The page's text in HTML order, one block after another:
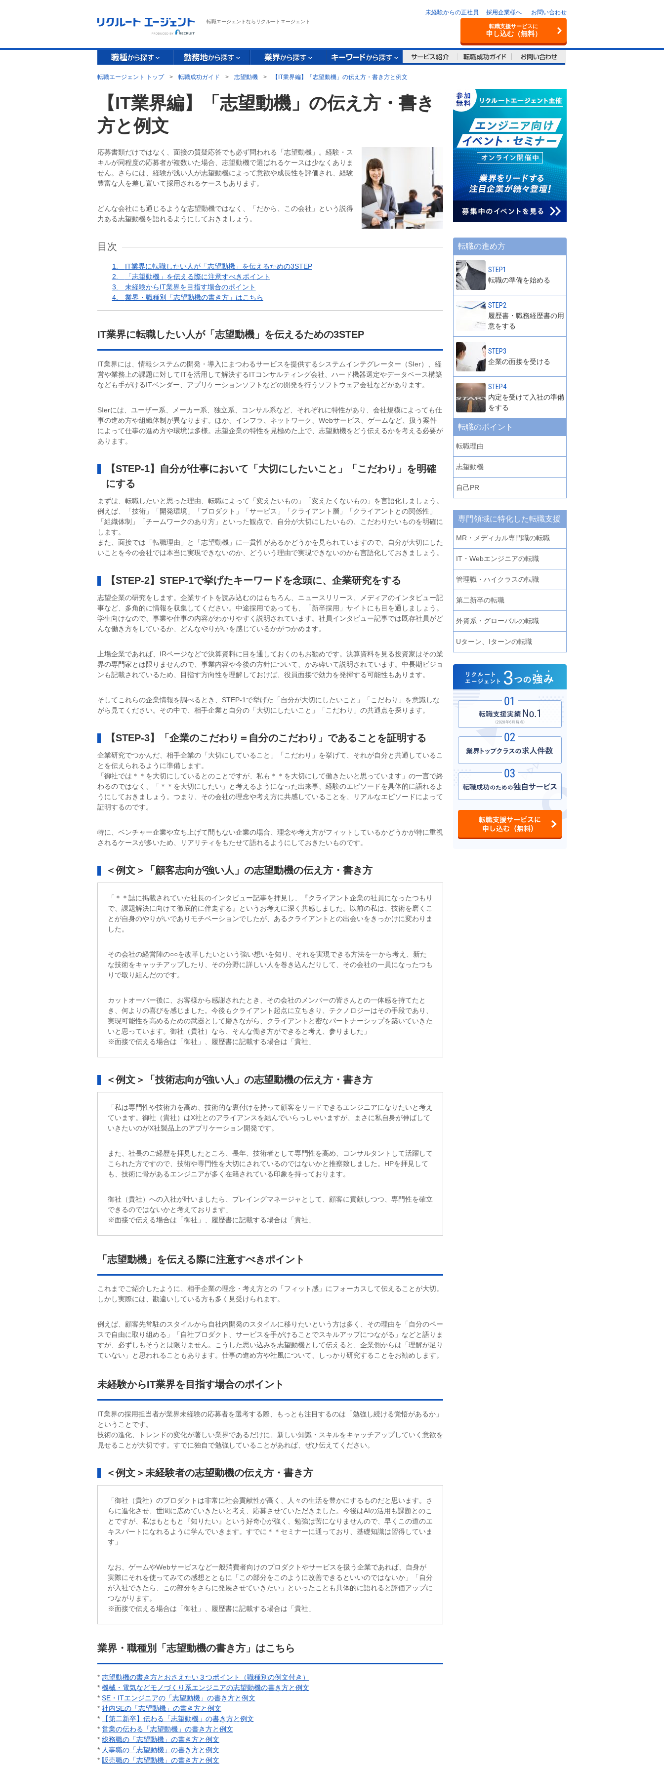
転職エージェントならリクルートエージェント
未経験からの正社員 採用企業様へ お問い合わせ
転職支援サービスに
申し込む（無料）
転職エージェント トップ > 転職成功ガイド > 志望動機 > 【IT業界編】「志望動機」の伝え方・書き方と例文
【IT業界編】「志望動機」の伝え方・書き
方と例文
応募書類だけではなく、面接の質疑応答でも必ず問われる「志望動機」。経験・ス
キルが同程度の応募者が複数いた場合、志望動機で選ばれるケースは少なくありま
せん。さらには、経験が浅い人が志望動機によって意欲や成長性を評価され、経験
豊富な人を差し置いて採用されるケースもあります。
どんな会社にも通じるような志望動機ではなく、「だから、この会社」という説得
力ある志望動機を語れるようにしておきましょう。
目次
1. IT業界に転職したい人が「志望動機」を伝えるための3STEP
2.
「志望動機」を伝える際に注意すべきポイント
3. 未経験からIT業界を目指す場合のポイント
4. 業界・職種別「志望動機の書き方」はこちら
IT業界に転職したい人が「志望動機」を伝えるための3STEP
IT業界には、情報システムの開発・導入にまつわるサービスを提供するシステムインテグレーター（SIer）、経
営や業務上の課題に対してITを活用して解決するITコンサルティング会社、ハード機器選定やデータベース構築
なども手がけるITベンダー、アプリケーションソフトなどの開発を行うソフトウェア会社などがあります。
SIerには、ユーザー系、メーカー系、独立系、コンサル系など、それぞれに特性があり、会社規模によっても仕
事の進め方や組織体制が異なります。ほか、インフラ、ネットワーク、Webサービス、ゲームなど、扱う案件
によって仕事の進め方や環境は多様。志望企業の特性を見極めた上で、志望動機をどう伝えるかを考える必要が
あります。
【STEP-1】自分が仕事において「大切にしたいこと」「こだわり」を明確
にする
まずは、転職したいと思った理由、転職によって「変えたいもの」「変えたくないもの」を言語化しましょう。
例えば、「技術」「開発環境」「プロダクト」「サービス」「クライアント層」「クライアントとの関係性」
「組織体制」「チームワークのあり方」といった観点で、自分が大切にしたいもの、こだわりたいものを明確に
します。
また、面接では「転職理由」と「志望動機」に一貫性があるかどうかを見られていますので、自分が大切にした
いことを今の会社では本当に実現できないのか、どういう理由で実現できないのかも言語化しておきましょう。
【STEP-2】STEP-1で挙げたキーワードを念頭に、企業研究をする
志望企業の研究をします。企業サイトを読み込むのはもちろん、ニュースリリース、メディアのインタビュー記
事など、多角的に情報を収集してください。中途採用であっても、「新卒採用」サイトにも目を通しましょう。
学生向けなので、事業や仕事の内容がわかりやすく説明されています。社員インタビュー記事では既存社員がど
んな働き方をしているか、どんなやりがいを感じているかがつかめます。
上場企業であれば、IRページなどで決算資料に目を通しておくのもお勧めです。決算資料を見る投資家はその業
界の専門家とは限りませんので、事業内容や今後の方針について、かみ砕いて説明されています。中長期ビジョ
ンも記載されているため、目指す方向性を理解しておけば、役員面接で効力を発揮する可能性もあります。
そしてこれらの企業情報を調べるとき、STEP-1で挙げた「自分が大切にしたいこと」「こだわり」を意識しな
がら見てください。その中で、相手企業と自分の「大切にしたいこと」「こだわり」の共通点を探ります。
【STEP-3】「企業のこだわり＝自分のこだわり」であることを証明する
企業研究でつかんだ、相手企業の「大切にしていること」「こだわり」を挙げて、それが自分と共通しているこ
とを伝えられるように準備します。
「御社では＊＊を大切にしているとのことですが、私も＊＊を大切にして働きたいと思っています」の一言で終
わるのではなく、「＊＊を大切にしたい」と考えるようになった出来事、経験のエピソードを具体的に語れるよ
うにしておきましょう。つまり、その会社の理念や考え方に共感していることを、リアルなエピソードによって
証明するのです。
特に、ベンチャー企業や立ち上げて間もない企業の場合、理念や考え方がフィットしているかどうかが特に重視
されるケースが多いため、リアリティをもたせて語れるようにしておきたいものです。
＜例文＞「顧客志向が強い人」の志望動機の伝え方・書き方
「＊＊誌に掲載されていた社長のインタビュー記事を拝見し、『クライアント企業の社員になったつもり
で、課題解決に向けて徹底的に伴走する』というお考えに深く共感しました。以前の私は、技術を磨くこ
とが自身のやりがいでありモチベーションでしたが、あるクライアントとの出会いをきっかけに変わりま
した。
その会社の経営陣の○○を改革したいという強い想いを知り、それを実現できる方法を一から考え、新た
な技術をキャッチアップしたり、その分野に詳しい人を巻き込んだりして、その会社の一員になったつも
りで取り組んだのです。
カットオーバー後に、お客様から感謝されたとき、その会社のメンバーの皆さんとの一体感を持てたと
き、何よりの喜びを感じました。今後もクライアント起点に立ちきり、テクノロジーはその手段であり、
実現可能性を高めるための武器として磨きながら、クライアントと密なパートナーシップを築いていきた
いと思っています。御社（貴社）なら、そんな働き方ができると考え、参りました」
※面接で伝える場合は「御社」、履歴書に記載する場合は「貴社」
＜例文＞「技術志向が強い人」の志望動機の伝え方・書き方
「私は専門性や技術力を高め、技術的な裏付けを持って顧客をリードできるエンジニアになりたいと考え
ています。御社（貴社）はX社とのアライアンスを結んでいらっしゃいますが、まさに私自身が伸ばして
いきたいのがX社製品上のアプリケーション開発です。
また、社長のご経歴を拝見したところ、長年、技術者として専門性を高め、コンサルタントして活躍して
こられた方ですので、技術や専門性を大切にされているのではないかと推察致しました。HPを拝見して
も、技術に骨があるエンジニアが多く在籍されている印象を持っております。
御社（貴社）への入社が叶いましたら、プレイングマネージャとして、顧客に貢献しつつ、専門性を確立
できるのではないかと考えております」
※面接で伝える場合は「御社」、履歴書に記載する場合は「貴社」
「志望動機」を伝える際に注意すべきポイント
これまでご紹介したように、相手企業の理念・考え方との「フィット感」にフォーカスして伝えることが大切。
しかし実際には、勘違いしている方も多く見受けられます。
例えば、顧客先常駐のスタイルから自社内開発のスタイルに移りたいという方は多く、その理由を「自分のペー
スで自由に取り組める」「自社プロダクト、サービスを手がけることでスキルアップにつながる」などと語りま
すが、必ずしもそうとは限りません。こうした思い込みを志望動機として伝えると、企業側からは「理解が足り
ていない」と思われることもあります。仕事の進め方や社風について、しっかり研究することをお勧めします。
未経験からIT業界を目指す場合のポイント
IT業界の採用担当者が業界未経験の応募者を選考する際、もっとも注目するのは「勉強し続ける覚悟があるか」
ということです。
技術の進化、トレンドの変化が著しい業界であるだけに、新しい知識・スキルをキャッチアップしていく意欲を
見せることが大切です。すでに独自で勉強していることがあれば、ぜひ伝えてください。
＜例文＞未経験者の志望動機の伝え方・書き方
「御社（貴社）のプロダクトは非常に社会貢献性が高く、人々の生活を豊かにするものだと思います。さ
らに進化させ、世間に広めていきたいと考え、応募させていただきました。今後はAIの活用も課題とのこ
とですが、私はもともと『知りたい』という好奇心が強く、勉強は苦になりませんので、早くこの道のエ
キスパートになれるように学んでいきます。すでに＊＊セミナーに通っており、基礎知識は習得していま
す」
なお、ゲームやWebサービスなど一般消費者向けのプロダクトやサービスを扱う企業であれば、自身が
実際にそれを使ってみての感想とともに「この部分をこのように改善できるといいのではないか」「自分
が入社できたら、この部分をさらに発展させていきたい」といったことも具体的に語れると評価アップに
つながります。
※面接で伝える場合は「御社」、履歴書に記載する場合は「貴社」
業界・職種別「志望動機の書き方」はこちら
* 志望動機の書き方とおさえたい３つポイント（職種別の例文付き）
* 機械・電気などモノづくり系エンジニアの志望動機の書き方と例文
* SE・ITエンジニアの「志望動機」の書き方と例文
* 社内SEの「志望動機」の書き方と例文
*
【第二新卒】伝わる「志望動機」の書き方と例文
* 営業の伝わる「志望動機」の書き方と例文
* 総務職の「志望動機」の書き方と例文
* 人事職の「志望動機」の書き方と例文
* 販売職の「志望動機」の書き方と例文
転職の進め方
STEP1
転職の準備を始める
STEP2
履歴書・職務経歴書の用
意をする
STEP3
企業の面接を受ける
STEP4
内定を受けて入社の準備
をする
転職のポイント
転職理由
志望動機
自己PR
専門領域に特化した転職支援
MR・メディカル専門職の転職
IT・Webエンジニアの転職
管理職・ハイクラスの転職
第二新卒の転職
外資系・グローバルの転職
Uターン、Iターンの転職